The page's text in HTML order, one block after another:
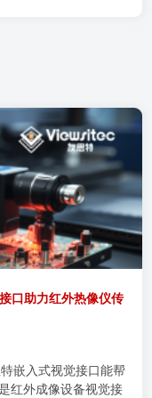
口助力红外热像仪传
嵌入式视觉接口能帮
红外成像设备视觉接